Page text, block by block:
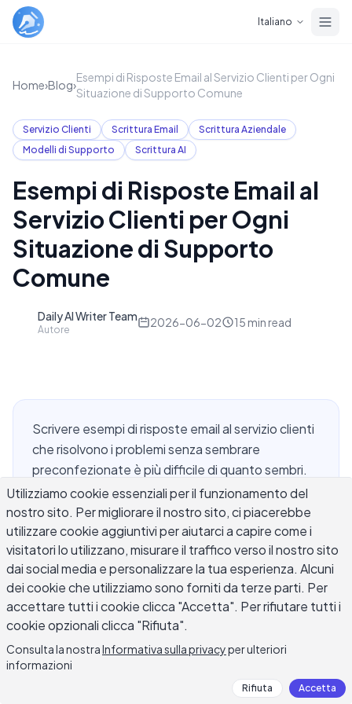
Italiano
Home›Blog›
Esempi di Risposte Email al Servizio Clienti per Ogni
Situazione di Supporto Comune
Servizio Clienti Scrittura Email
Scrittura Aziendale
Modelli di Supporto
Scrittura AI
Esempi di Risposte Email al
Servizio Clienti per Ogni
Situazione di Supporto
Comune
Daily AI Writer Team
Autore
2026-06-02 15 min read
Scrivere esempi di risposte email al servizio clienti
che risolvono i problemi senza sembrare
preconfezionate è più difficile di quanto sembri.
La maggior parte dei team di supporto ha una
cartella di modelli che avevano senso quando
sono stati scritti ma ora sembrerebbero freddi e
evasivi a chiunque li riceva. Che tu stia gestendo
un reclamo per un ordine in ritardo, una
controversia di fatturazione, un difetto del
prodotto o un bug che ha frustrato un cliente
pagante per tre giorni, la qualità della tua risposta
determina se quel cliente rimane o abbandona.
Questa guida copre risposte email al servizio
clienti provate in tutte le categorie di supporto
Utilizziamo cookie essenziali per il funzionamento del
nostro sito. Per migliorare il nostro sito, ci piacerebbe
utilizzare cookie aggiuntivi per aiutarci a capire come i
visitatori lo utilizzano, misurare il traffico verso il nostro sito
dai social media e personalizzare la tua esperienza. Alcuni
dei cookie che utilizziamo sono forniti da terze parti. Per
accettare tutti i cookie clicca "Accetta". Per rifiutare tutti i
cookie opzionali clicca "Rifiuta".
Consulta la nostraInformativa sulla privacyper ulteriori
informazioni
Rifiuta Accetta